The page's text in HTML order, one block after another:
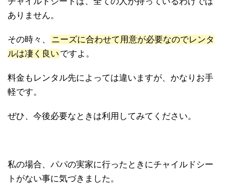
ありません。
その時々、
ニーズに合わせて用意が必要なのでレンタ
ルは凄く良い ですよ。
料金もレンタル先によっては違いますが、かなりお手
軽です。
ぜひ、今後必要なときは利用してみてください。
私の場合、パパの実家に行ったときにチャイルドシー
トがない事に気づきました。